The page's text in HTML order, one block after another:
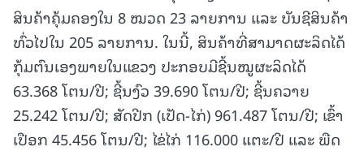
ສິນຄ້າຄຸ້ມຄອງໃນ 8 ໝວດ 23 ລາຍການ ແລະ ບັນຊີສິນຄ້າ
ທົ່ວໄປໃນ 205 ລາຍການ. ໃນນີ້, ສິນຄ້າທີ່ສາມາດຜະລິດໄດ້
ກຸ້ມຕົນເອງພາຍໃນແຂວງ ປະກອບມີຊີ້ນໝູຜະລິດໄດ້
63.368 ໂຕນ/ປີ; ຊີ້ນງົວ 39.690 ໂຕນ/ປີ; ຊີ້ນຄວາຍ
25.242 ໂຕນ/ປີ; ສັດປີກ (ເປັດ-ໄກ່) 961.487 ໂຕນ/ປີ; ເຂົ້າ
ເປືອກ 45.456 ໂຕນ/ປີ; ໄຂ່ໄກ່ 116.000 ແຕະ/ປີ ແລະ ພືດ